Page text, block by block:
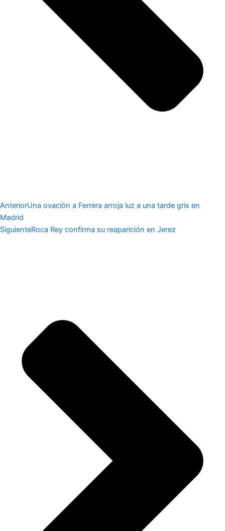
AnteriorUna ovación a Ferrera arroja luz a una tarde gris en
Madrid
SiguienteRoca Rey confirma su reaparición en Jerez